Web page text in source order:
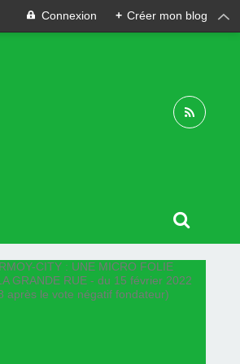
Connexion + Créer mon blog